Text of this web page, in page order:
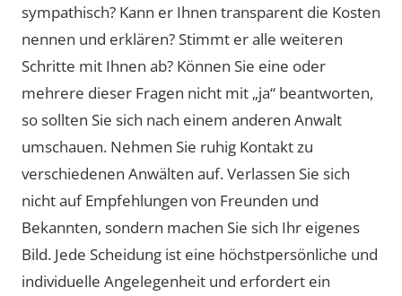
sympathisch? Kann er Ihnen transparent die Kosten
nennen und erklären? Stimmt er alle weiteren
Schritte mit Ihnen ab? Können Sie eine oder
mehrere dieser Fragen nicht mit „ja“ beantworten,
so sollten Sie sich nach einem anderen Anwalt
umschauen. Nehmen Sie ruhig Kontakt zu
verschiedenen Anwälten auf. Verlassen Sie sich
nicht auf Empfehlungen von Freunden und
Bekannten, sondern machen Sie sich Ihr eigenes
Bild. Jede Scheidung ist eine höchstpersönliche und
individuelle Angelegenheit und erfordert ein